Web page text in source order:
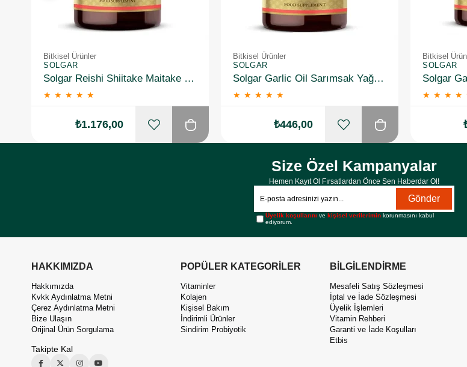
Bitkisel Ürünler
SOLGAR
Solgar Reishi Shiitake Maitake Mushroom Extract 50 Kapsül
★ ★ ★ ★ ★
₺1.176,00
Bitkisel Ürünler
SOLGAR
Solgar Garlic Oil Sarımsak Yağı 100 Kapsül
★ ★ ★ ★ ★
₺446,00
Bitkisel
SOLGAR
★ ★ ★ ★
Size Özel Kampanyalar
Hemen Kayıt Ol Fırsatlardan Önce Sen Haberdar Ol!
Gönder
Üyelik koşullarını vekişisel verilerimin korunmasını kabul
ediyorum.
HAKKIMIZDA
Hakkımızda
Kvkk Aydınlatma Metni
Çerez Aydınlatma Metni
Bize Ulaşın
Orijinal Ürün Sorgulama
Takipte Kal
POPÜLER KATEGORİLER
Vitaminler
Kolajen
Kişisel Bakım
İndirimli Ürünler
Sindirim Probiyotik
BİLGİLENDİRME
Mesafeli Satış Sözleşmesi
İptal ve İade Sözleşmesi
Üyelik İşlemleri
Vitamin Rehberi
Garanti ve İade Koşulları
Etbis